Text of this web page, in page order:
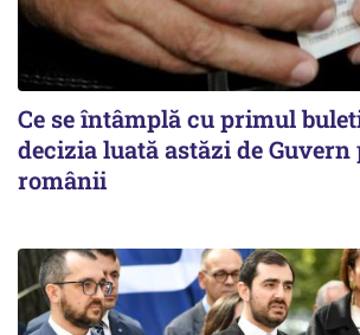
Ce se întâmplă cu primul
decizia luată astăzi de
românii